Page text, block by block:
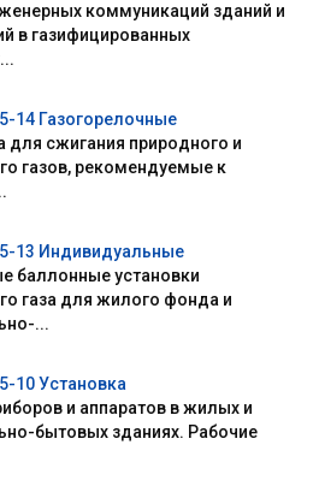
коммуникаций зданий и
в газифицированных
14 Газогорелочные
для сжигания природного и
газов, рекомендуемые к
13 Индивидуальные
баллонные установки
газа для жилого фонда и
...
10 Установка
и аппаратов в жилых и
бытовых зданиях. Рабочие